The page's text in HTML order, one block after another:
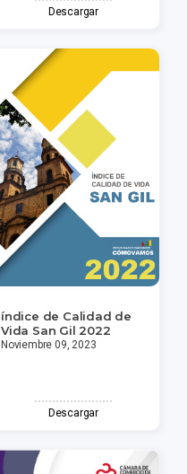
Descargar
índice de Calidad de
Vida San Gil 2022
Noviembre 09, 2023
Descargar